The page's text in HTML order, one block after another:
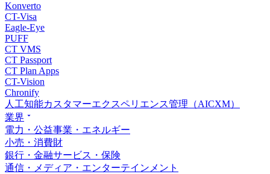
Konverto
CT-Visa
Eagle-Eye
PUFF
CT VMS
CT Passport
CT Plan Apps
CT-Vision
Chronify
人工知能カスタマーエクスペリエンス管理（AICXM）
業界
電力・公益事業・エネルギー
小売・消費財
銀行・金融サービス・保険
通信・メディア・エンターテインメント